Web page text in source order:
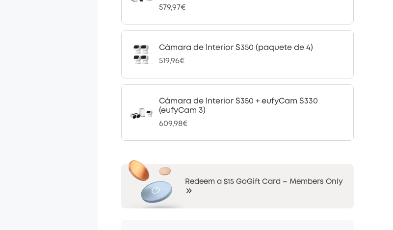
579,97€
Cámara de Interior S350 (paquete de 4)
519,96€
Cámara de Interior S350 + eufyCam S330
(eufyCam 3)
609,98€
Redeem a $15 GoGift Card – Members Only